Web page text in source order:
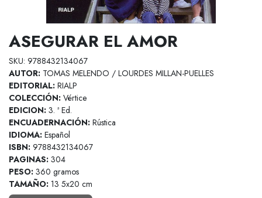
ASEGURAR EL AMOR
SKU: 9788432134067
AUTOR: TOMAS MELENDO / LOURDES MILLAN-PUELLES
EDITORIAL: RIALP
COLECCIÓN: Vértice
EDICION: 3. ª Ed.
ENCUADERNACIÓN: Rústica
IDIOMA: Español
ISBN: 9788432134067
PAGINAS: 304
PESO: 360 gramos
TAMAÑO: 13 5x20 cm